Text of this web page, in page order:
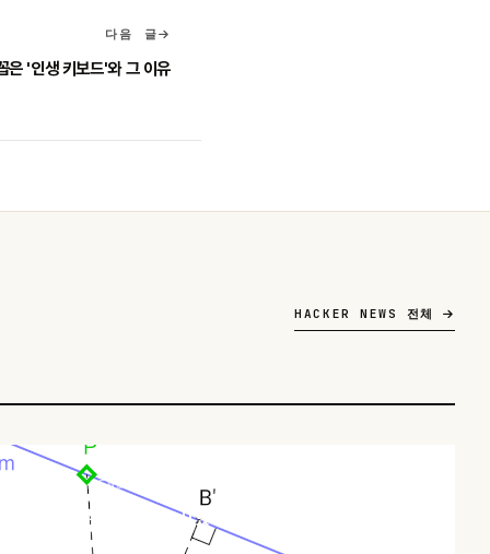
다음 글
은 '인생 키보드'와 그 이유
HACKER NEWS 전체
HACKER NEWS
두 점만 지나는 직선은 반드시 있다: 실베스터–갈라이 정리와 극단 논